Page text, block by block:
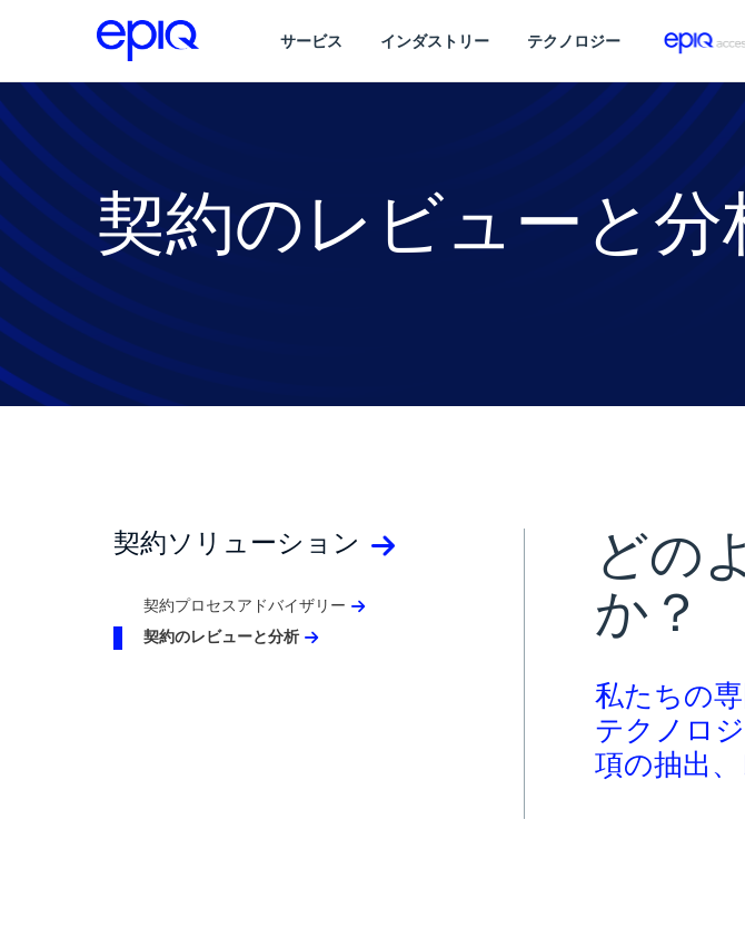
サービス インダストリー テクノロジー
契約のレビューと分
契約ソリューション
契約プロセスアドバイザリー
契約のレビューと分析
どの
か？
私たちの
テクノロ
項の抽出